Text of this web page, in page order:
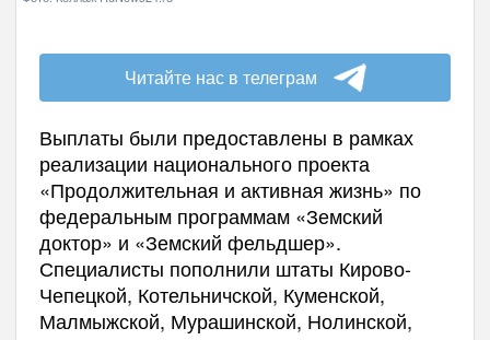
Читайте нас в телеграм
Выплаты были предоставлены в рамках
реализации национального проекта
«Продолжительная и активная жизнь» по
федеральным программам «Земский
доктор» и «Земский фельдшер».
Специалисты пополнили штаты Кирово-
Чепецкой, Котельничской, Куменской,
Малмыжской, Мурашинской, Нолинской,